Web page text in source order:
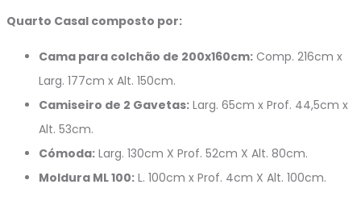
Quarto Casal composto por:
Cama para colchão de 200x160cm: Comp. 216cm x
Larg. 177cm x Alt. 150cm.
Camiseiro de 2 Gavetas: Larg. 65cm x Prof. 44,5cm x
Alt. 53cm.
Cómoda: Larg. 130cm X Prof. 52cm X Alt. 80cm.
Moldura ML 100: L. 100cm x Prof. 4cm X Alt. 100cm.